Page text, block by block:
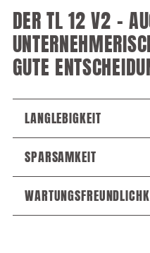
DER TL 12 V2 –
GUTE
LANGLEBIGKEIT
SPARSAMKEIT